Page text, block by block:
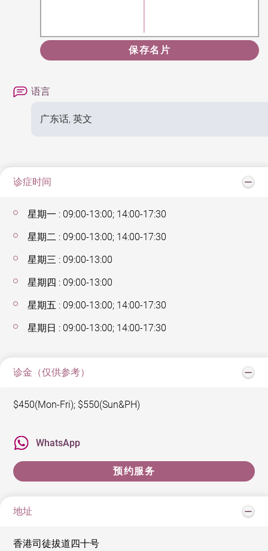
保存名片
语言
广东话, 英文
诊症时间
星期一 : 09:00-13:00; 14:00-17:30
星期二 : 09:00-13:00; 14:00-17:30
星期三 : 09:00-13:00
星期四 : 09:00-13:00
星期五 : 09:00-13:00; 14:00-17:30
星期日 : 09:00-13:00; 14:00-17:30
诊金（仅供参考）
$450(Mon-Fri); $550(Sun&PH)
WhatsApp
预约服务
地址
香港司徒拔道四十号